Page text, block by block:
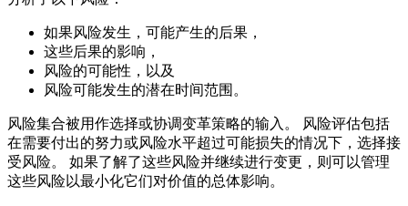
如果风险发生，可能产生的后果，
这些后果的影响，
风险的可能性，以及
风险可能发生的潜在时间范围。
风险集合被用作选择或协调变革策略的输入。 风险评估包括
在需要付出的努力或风险水平超过可能损失的情况下，选择接
受风险。 如果了解了这些风险并继续进行变更，则可以管理
这些风险以最小化它们对价值的总体影响。